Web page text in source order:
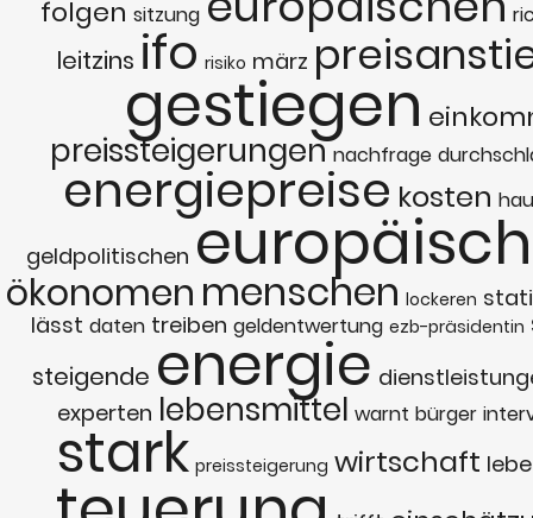
folgen sitzung
leitzins ifo risiko märz
gestiegen
preissteigerungen nachfrage
energiepreise kosten
geldpolitischen
ökonomen menschen lockeren
lässt daten treiben geldentwertung ezb-präsidentin
steigende energie
experten lebensmittel warnt bürger
stark preissteigerung wirtschaft